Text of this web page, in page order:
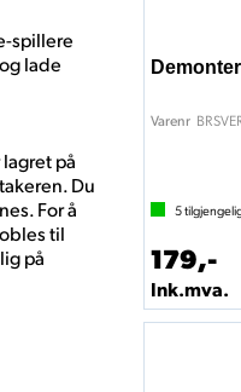
spillere
lade
på
Du
For å
til
på
Varenr
5
179,-
Ink.mva.